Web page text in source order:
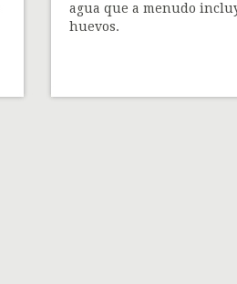
agua que a menudo
huevos.